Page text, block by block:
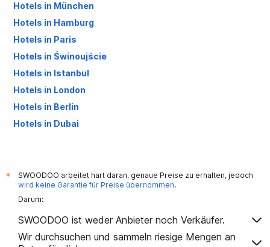
Hotels in München
Hotels in Hamburg
Hotels in Paris
Hotels in Świnoujście
Hotels in Istanbul
Hotels in London
Hotels in Berlin
Hotels in Dubai
*
SWOODOO arbeitet hart daran, genaue Preise zu erhalten, jedoch
wird keine Garantie für Preise übernommen.
Darum:
SWOODOO ist weder Anbieter noch Verkäufer.
Wir durchsuchen und sammeln riesige Mengen an